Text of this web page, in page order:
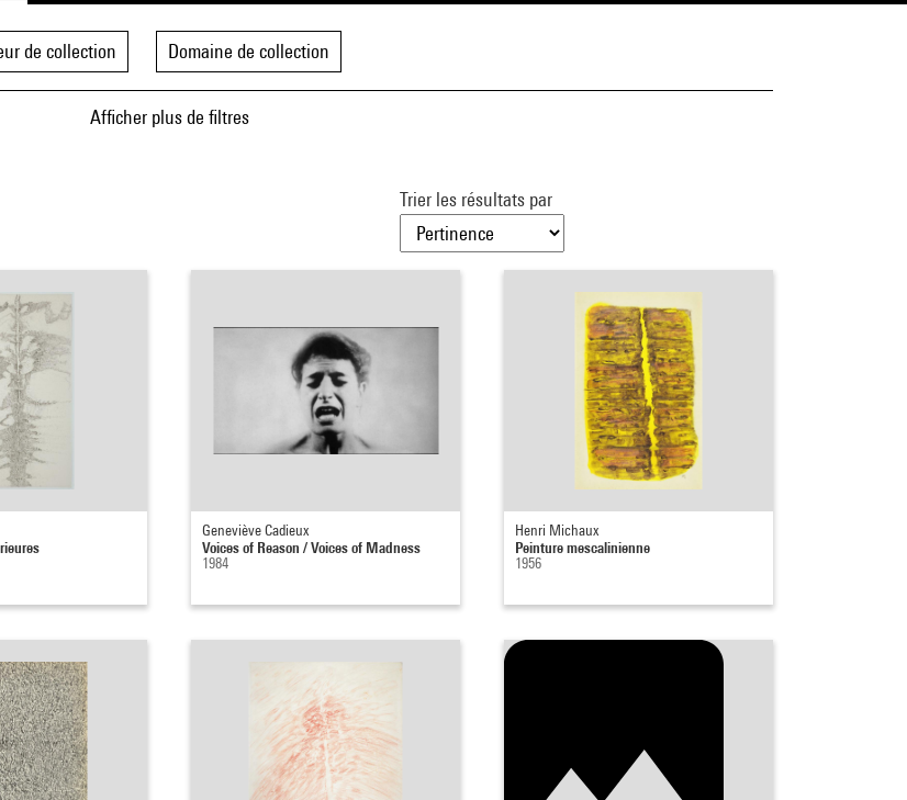
de collection Domaine de collection
Afficher plus de filtres
Trier les résultats par
Geneviève Cadieux
Voices of Reason / Voices of Madness
1984
Henri Michaux
Peinture mescalinienne
1956